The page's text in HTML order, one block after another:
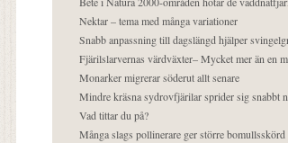
Nektar – tema med många variationer
Snabb anpassning till dagslängd hjälper
Fjärilslarvernas värdväxter– Mycket mer än en
Monarker migrerar söderut allt senare
Mindre kräsna sydrovfjärilar sprider sig snabbt
Vad tittar du på?
Många slags pollinerare ger större bomullsskörd